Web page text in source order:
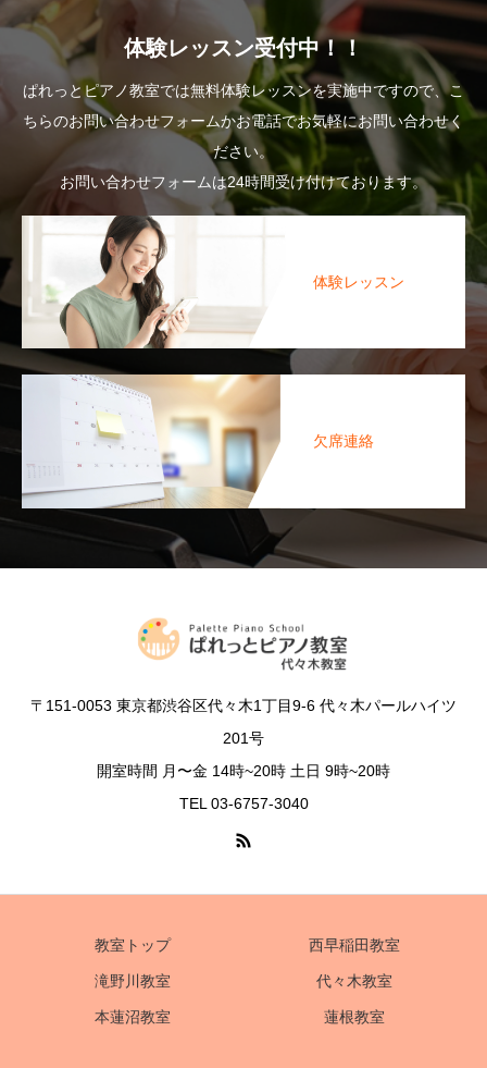
体験レッスン受付中！！
ぱれっとピアノ教室では無料体験レッスンを実施中ですので、こ
ちらのお問い合わせフォームかお電話でお気軽にお問い合わせく
ださい。
お問い合わせフォームは24時間受け付けております。
体験レッスン
欠席連絡
〒151-0053 東京都渋谷区代々木1丁目9-6 代々木パールハイツ
201号
開室時間 月〜金 14時~20時 土日 9時~20時
TEL 03-6757-3040
教室トップ 西早稲田教室
滝野川教室 代々木教室
本蓮沼教室 蓮根教室